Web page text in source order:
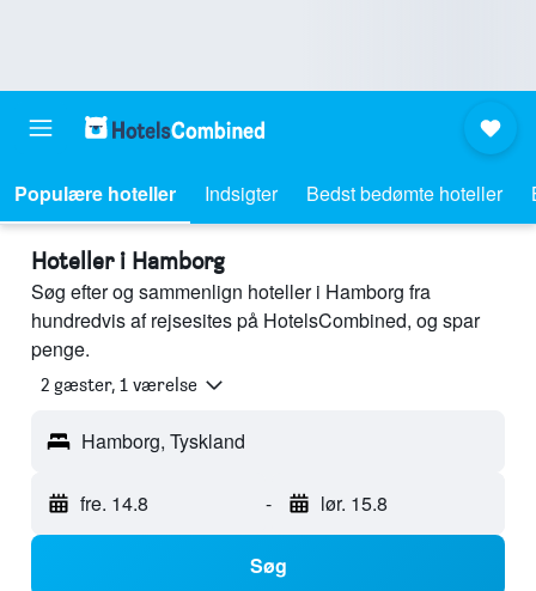
Populære hoteller Indsigter Bedst bedømte hoteller
Hoteller i Hamborg
Søg efter og sammenlign hoteller i Hamborg fra
hundredvis af rejsesites på HotelsCombined, og spar
penge.
2 gæster, 1 værelse
Hamborg, Tyskland
fre. 14.8 - lør. 15.8
Søg